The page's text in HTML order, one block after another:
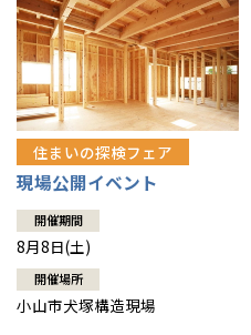
住まいの探検フェア
現場公開イベント
開催期間
8月8日(土)
開催場所
小山市犬塚構造現場